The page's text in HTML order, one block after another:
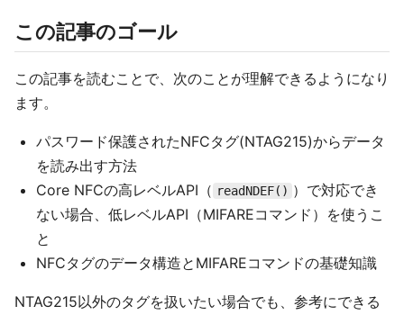
この記事のゴール
この記事を読むことで、次のことが理解できるようになり
ます。
パスワード保護されたNFCタグ(NTAG215)からデータ
を読み出す方法
Core NFCの高レベルAPI（ readNDEF() ）で対応でき
ない場合、低レベルAPI（MIFAREコマンド）を使うこ
と
NFCタグのデータ構造とMIFAREコマンドの基礎知識
NTAG215以外のタグを扱いたい場合でも、参考にできる